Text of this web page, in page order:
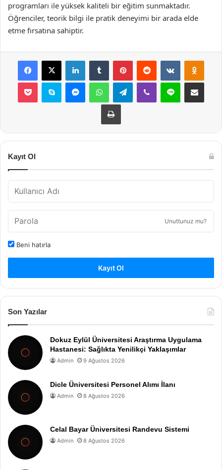
programları ile yüksek kaliteli bir eğitim sunmaktadır.
Öğrenciler, teorik bilgi ile pratik deneyimi bir arada elde
etme fırsatına sahiptir.
Facebook
X LinkedInTumblr PinterestReddit VKontakte
Pocket Skype MessengerWhatsAppTelegramViber Line E-Posta ile
Yazdır
Kayıt Ol
Unuttunuz mu?
Beni hatırla
Kayıt Ol
Son Yazılar
Dokuz Eylül Üniversitesi Araştırma Uygulama
Hastanesi: Sağlıkta Yenilikçi Yaklaşımlar
Admin 9 Ağustos 2026
Dicle Üniversitesi Personel Alımı İlanı
Admin 8 Ağustos 2026
Celal Bayar Üniversitesi Randevu Sistemi
Admin 8 Ağustos 2026